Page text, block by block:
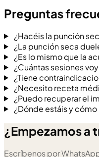
Preguntas
¿Hacéis la punción
¿La punción seca
¿Es lo mismo que la
¿Cuántas sesiones
¿Tiene
¿Necesito receta
¿Puedo recuperar el
¿Dónde estáis y cómo
¿Empezamos a
Escríbenos por